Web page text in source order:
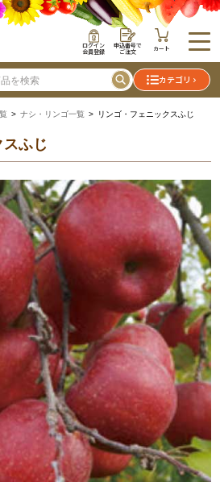
ログイン
会員登録
申込番号で
ご注文 カート
カテゴリ
> ナシ・リンゴ一覧 > リンゴ・フェニックスふじ
スふじ